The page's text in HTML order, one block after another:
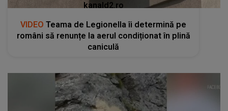
kanald2.ro
VIDEO Teama de Legionella îi determină pe
români să renunțe la aerul condiționat în plină
caniculă